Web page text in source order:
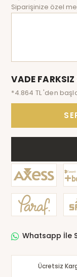
Siparişinize özel
VADE
*4.864 TL 'den
Whatsapp İle
Ücretsiz